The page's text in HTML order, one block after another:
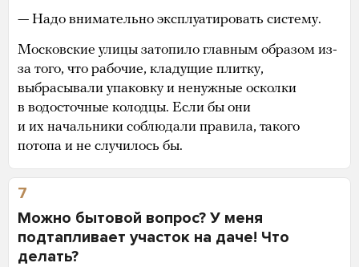
— Надо внимательно эксплуатировать систему.
Московские улицы затопило главным образом из-
за того, что рабочие, кладущие плитку,
выбрасывали упаковку и ненужные осколки
в водосточные колодцы. Если бы они
и их начальники соблюдали правила, такого
потопа и не случилось бы.
7
Можно бытовой вопрос? У меня
подтапливает участок на даче! Что
делать?